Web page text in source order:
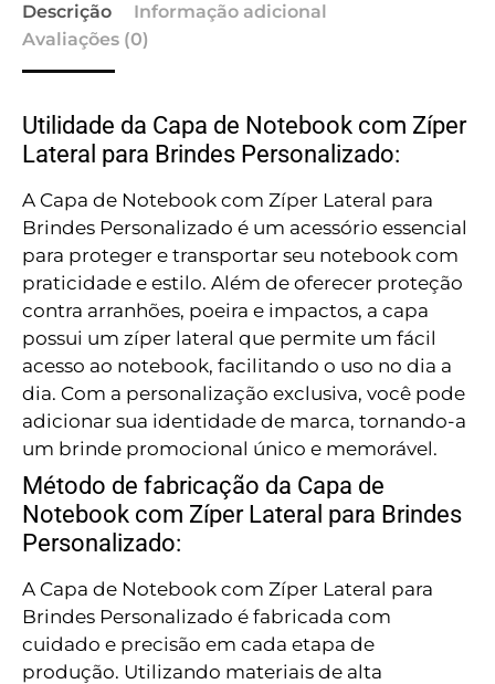
Descrição
Informação adicional
Avaliações (0)
Utilidade da Capa de Notebook com Zíper
Lateral para Brindes Personalizado:
A Capa de Notebook com Zíper Lateral para
Brindes Personalizado é um acessório essencial
para proteger e transportar seu notebook com
praticidade e estilo. Além de oferecer proteção
contra arranhões, poeira e impactos, a capa
possui um zíper lateral que permite um fácil
acesso ao notebook, facilitando o uso no dia a
dia. Com a personalização exclusiva, você pode
adicionar sua identidade de marca, tornando-a
um brinde promocional único e memorável.
Método de fabricação da Capa de
Notebook com Zíper Lateral para Brindes
Personalizado:
A Capa de Notebook com Zíper Lateral para
Brindes Personalizado é fabricada com
cuidado e precisão em cada etapa de
produção. Utilizando materiais de alta